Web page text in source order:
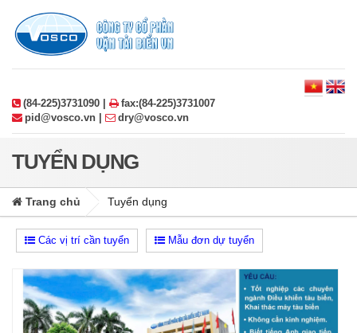
(84-225)3731090 |
fax:(84-225)3731007
pid@vosco.vn |
dry@vosco.vn
TUYỂN DỤNG
Trang chủ Tuyển dụng
Các vị trí cần tuyển Mẫu đơn dự tuyển